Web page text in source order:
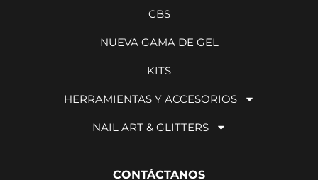
CBS
NUEVA GAMA DE GEL
KITS
HERRAMIENTAS Y ACCESORIOS
NAIL ART & GLITTERS
CONTÁCTANOS